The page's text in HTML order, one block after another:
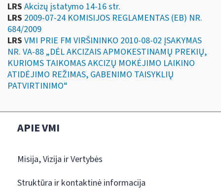
LRS Akcizų įstatymo 14-16 str.
LRS 2009-07-24 KOMISIJOS REGLAMENTAS (EB) NR.
684/2009
LRS VMI PRIE FM VIRŠININKO 2010-08-02 ĮSAKYMAS
NR. VA-88 „DĖL AKCIZAIS APMOKESTINAMŲ PREKIŲ,
KURIOMS TAIKOMAS AKCIZŲ MOKĖJIMO LAIKINO
ATIDĖJIMO REŽIMAS, GABENIMO TAISYKLIŲ
PATVIRTINIMO“
APIE VMI
Misija, Vizija ir Vertybės
Struktūra ir kontaktinė informacija